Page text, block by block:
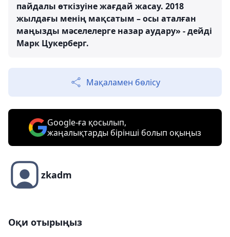
пайдалы өткізуіне жағдай жасау. 2018
жылдағы менің мақсатым – осы аталған
маңызды мәселелерге назар аудару» - дейді
Марк Цукерберг.
Мақаламен бөлісу
Google-ға қосылып,
жаңалықтарды бірінші болып оқыңыз
zkadm
Оқи отырыңыз